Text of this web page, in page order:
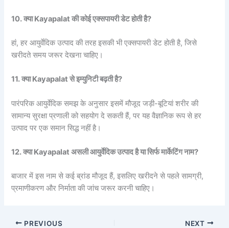
10. क्या Kayapalat की कोई एक्सपायरी डेट होती है?
हां, हर आयुर्वेदिक उत्पाद की तरह इसकी भी एक्सपायरी डेट होती है, जिसे
खरीदते समय जरूर देखना चाहिए।
11. क्या Kayapalat से इम्युनिटी बढ़ती है?
पारंपरिक आयुर्वेदिक समझ के अनुसार इसमें मौजूद जड़ी-बूटियां शरीर की
सामान्य सुरक्षा प्रणाली को सहयोग दे सकती हैं, पर यह वैज्ञानिक रूप से हर
उत्पाद पर एक समान सिद्ध नहीं है।
12. क्या Kayapalat असली आयुर्वेदिक उत्पाद है या सिर्फ मार्केटिंग नाम?
बाजार में इस नाम से कई ब्रांड मौजूद हैं, इसलिए खरीदने से पहले सामग्री,
प्रमाणीकरण और निर्माता की जांच जरूर करनी चाहिए।
PREVIOUS NEXT